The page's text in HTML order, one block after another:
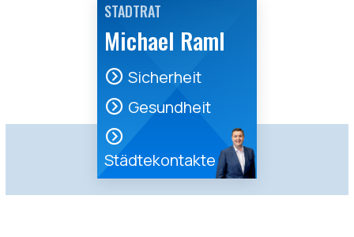
STADTRAT
Michael Raml
Sicherheit
Gesundheit
Städtekontakte